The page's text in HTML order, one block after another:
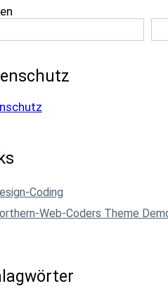
Coding
Web-Coders Theme